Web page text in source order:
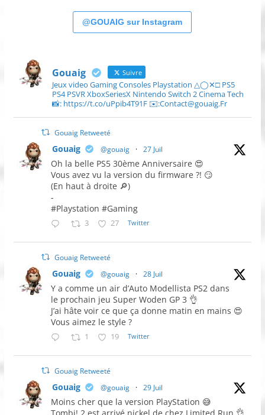
@GOUAIG sur Instagram
Gouaig Suivre
Jeux video Gaming Consoles Playstation △◯✕□ PS5
PS4 PSVR XboxSeriesX Nintendo Switch 2 Cinema Tech
📸: https://t.co/uPpib4T91F ✉️:Contact@gouaig.Fr
Gouaig Retweeté
Gouaig @gouaig · 27 Juil
Oh la belle PS5 30ème Anniversaire 😍
Vous avez vu la version du firmware ?! 😏
(En haut à droite 🔎)
-
#Playstation #Gaming
3 27 Twitter
Gouaig Retweeté
Gouaig @gouaig · 28 Juil
Y a comme un air d’Auto Modellista PS2 dans
le prochain jeu Super Woden GP 3 👌
J’ai hâte voir ce que ça donne matin en mains 😍
Vous aimez le style ?
1 19 Twitter
Gouaig Retweeté
Gouaig @gouaig · 29 Juil
Moins cher que la version PlayStation 😅